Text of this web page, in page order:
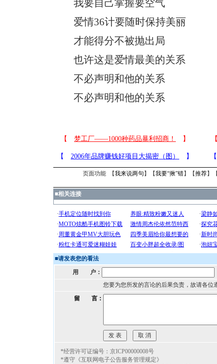
我要自己掌握要空气
爱情36计要随时保持美丽
才能得分不被抛出局
也许这是爱情最美的关系
不必声明和他的关系
不必声明和他的关系
页面功能 【我来说两句 】【我要“揪”错】【推荐】
■相关连接
■请发表您的看法
用 户：
您要为您所发的言论的后果负责，故请各位
留 言：
*经营许可证编号：京ICP00000008号
*遵守《互联网电子公告服务管理规定》